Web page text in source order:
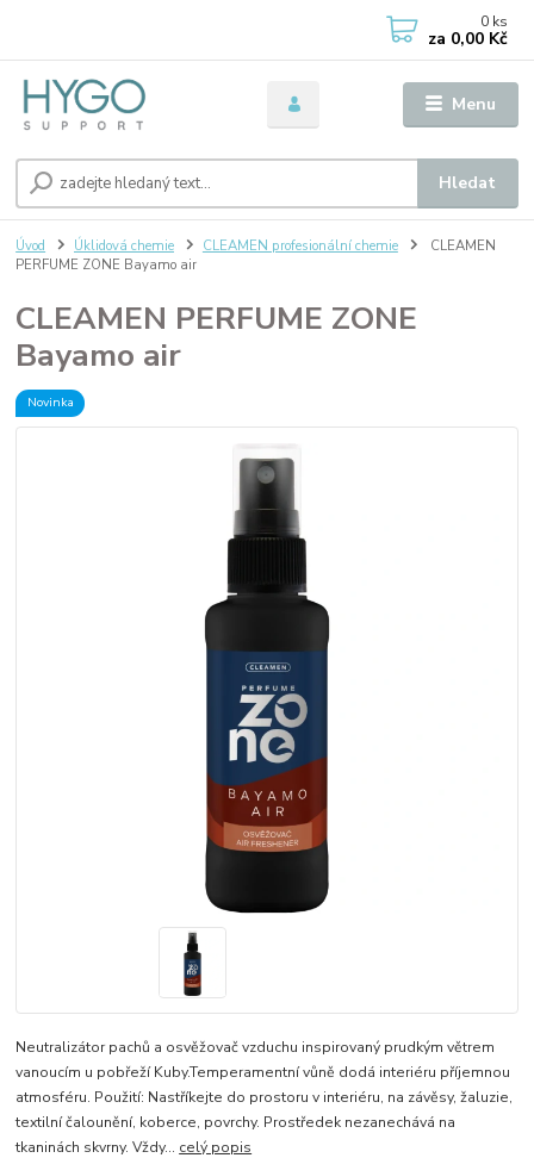
Menu
Hledat
0 ks
za 0,00 Kč
Úvod Úklidová chemie CLEAMEN profesionální chemie
CLEAMEN
PERFUME ZONE Bayamo air
CLEAMEN PERFUME ZONE
Bayamo air
Novinka
Neutralizátor pachů a osvěžovač vzduchu inspirovaný prudkým větrem
vanoucím u pobřeží Kuby. ​Temperamentní vůně dodá interiéru příjemnou
atmosféru. Použití: Nastříkejte do prostoru v interiéru, na závěsy, žaluzie,
textilní čalounění, koberce, povrchy. Prostředek nezanechává na
tkaninách skvrny. Vždy... celý popis